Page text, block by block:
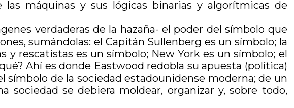
máquinas y sus lógicas binarias y algorítmicas de
verdaderas de la hazaña- el poder del símbolo que
sumándolas: el Capitán Sullenberg es un símbolo; la
y rescatistas es un símbolo; New York es un símbolo; el
Ahí es donde Eastwood redobla su apuesta (política)
símbolo de la sociedad estadounidense moderna; de un
se debiera moldear, organizar y, sobre todo,